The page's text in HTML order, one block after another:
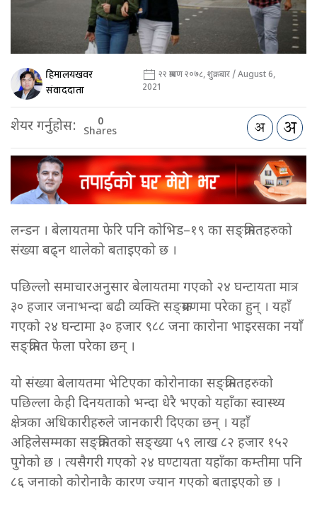
हिमालयखवर
संवाददाता
२२ श्रावण २०७८, शुक्रबार / August 6,
2021
शेयर गर्नुहोस: 0
Shares
लन्डन । बेलायतमा फेरि पनि कोभिड–१९ का सङ्क्रमितहरुको
संख्या बढ्न थालेको बताइएको छ ।
पछिल्लो समाचारअनुसार बेलायतमा गएको २४ घन्टायता मात्र
३० हजार जनाभन्दा बढी व्यक्ति सङ्क्रमणमा परेका हुन् । यहाँ
गएको २४ घन्टामा ३० हजार ९८८ जना कारोना भाइरसका नयाँ
सङ्क्रमित फेला परेका छन् ।
यो संख्या बेलायतमा भेटिएका कोरोनाका सङ्क्रमितहरुको
पछिल्ला केही दिनयताको भन्दा धेरै भएको यहाँका स्वास्थ्य
क्षेत्रका अधिकारीहरुले जानकारी दिएका छन् । यहाँ
अहिलेसम्मका सङ्क्रमितको सङ्ख्या ५९ लाख ८२ हजार १५२
पुगेको छ । त्यसैगरी गएको २४ घण्टायता यहाँका कम्तीमा पनि
८६ जनाको कोरोनाकै कारण ज्यान गएको बताइएको छ ।